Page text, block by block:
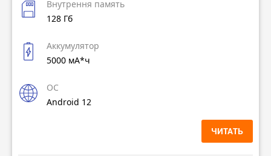
Внутрення память
128 Гб
Аккумулятор
5000 мА*ч
ОС
Android 12
ЧИТАТЬ